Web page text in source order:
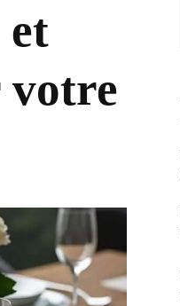
et
votre